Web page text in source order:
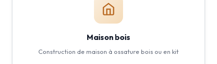
Maison bois
Construction de maison à ossature bois ou en kit